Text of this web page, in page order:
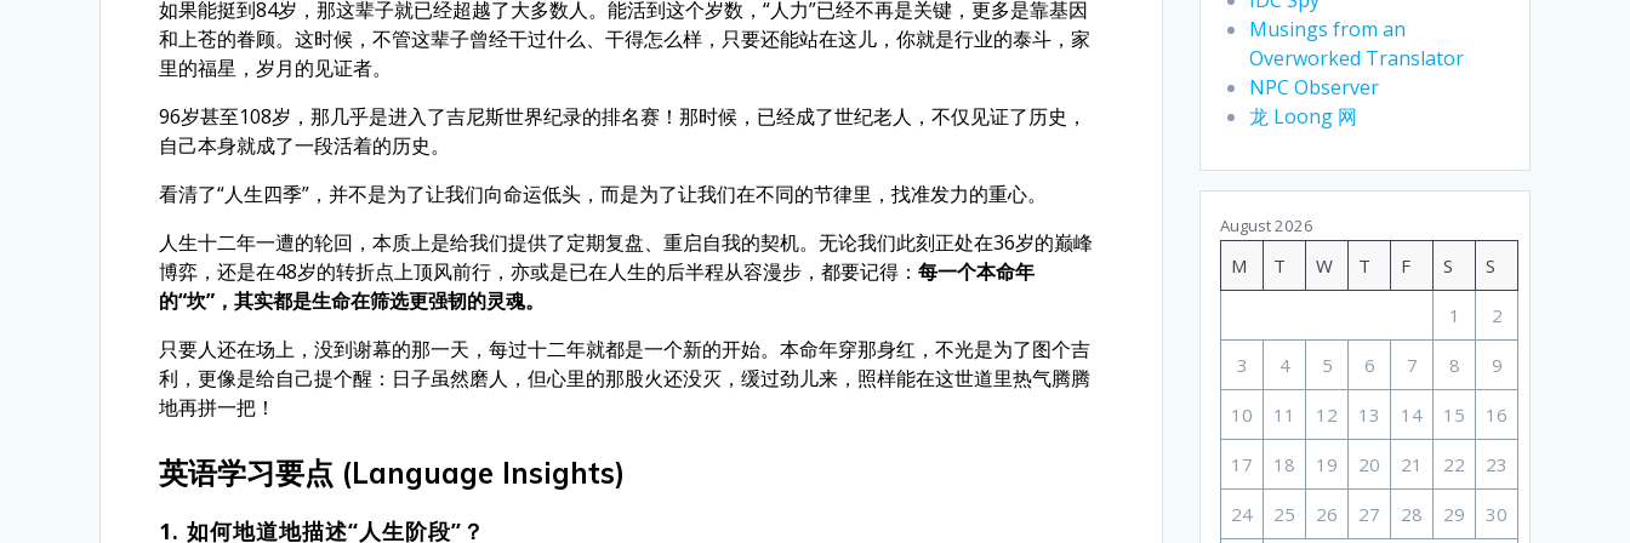
如果能挺到84岁，那这辈子就已经超越了大多数人。能活到这个岁数，“人力”已经不再是关键，更多是靠基因
和上苍的眷顾。这时候，不管这辈子曾经干过什么、干得怎么样，只要还能站在这儿，你就是行业的泰斗，家
里的福星，岁月的见证者。
96岁甚至108岁，那几乎是进入了吉尼斯世界纪录的排名赛！那时候，已经成了世纪老人，不仅见证了历史，
自己本身就成了一段活着的历史。
看清了“人生四季”，并不是为了让我们向命运低头，而是为了让我们在不同的节律里，找准发力的重心。
人生十二年一遭的轮回，本质上是给我们提供了定期复盘、重启自我的契机。无论我们此刻正处在36岁的巅峰
博弈，还是在48岁的转折点上顶风前行，亦或是已在人生的后半程从容漫步，都要记得：每一个本命年
的“坎”，其实都是生命在筛选更强韧的灵魂。
只要人还在场上，没到谢幕的那一天，每过十二年就都是一个新的开始。本命年穿那身红，不光是为了图个吉
利，更像是给自己提个醒：日子虽然磨人，但心里的那股火还没灭，缓过劲儿来，照样能在这世道里热气腾腾
地再拼一把！
英语学习要点 (Language Insights)
1. 如何地道地描述“人生阶段”？
Musings from an
Overworked Translator
NPC Observer
龙 Loong 网
August 2026
M T W T F S S
1 2
3 4 5 6 7 8 9
10 11 12 13 14 15 16
17 18 19 20 21 22 23
24 25 26 27 28 29 30